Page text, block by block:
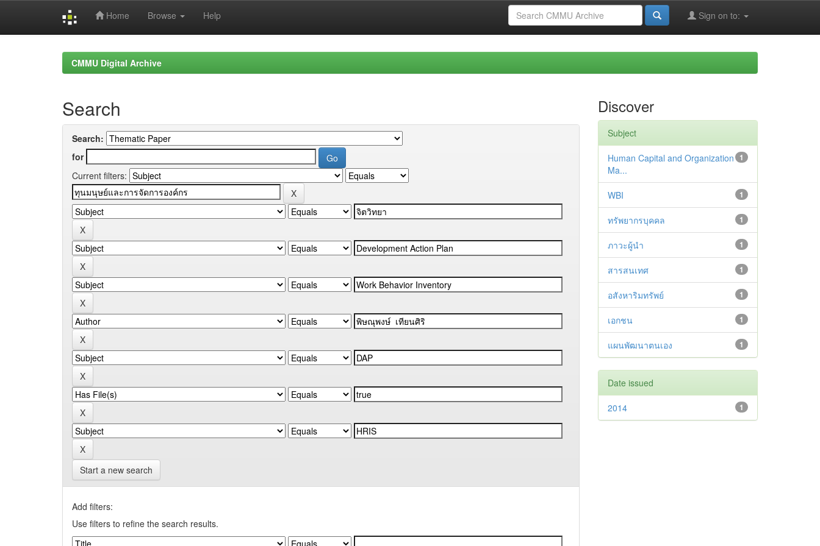
Home Browse Help Sign on to:
CMMU Digital Archive
Search
Search:
for
Current filters:
Start a new search
Add filters:
Use filters to refine the search results.
Discover
Subject
1
Human Capital and Organization
Ma...
1
WBI
1
ทรัพยากรบุคคล
1
ภาวะผู้นำ
1
สารสนเทศ
1
อสังหาริมทรัพย์
1
เอกชน
1
แผนพัฒนาตนเอง
Date issued
1
2014